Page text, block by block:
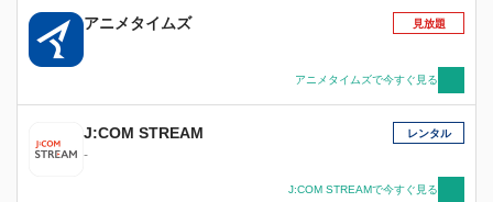
アニメタイムズ 見放題
アニメタイムズで今すぐ見る
J:COM STREAM
-
レンタル
J:COM STREAMで今すぐ見る